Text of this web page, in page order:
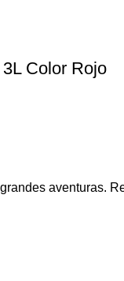
Color Rojo
aventuras.